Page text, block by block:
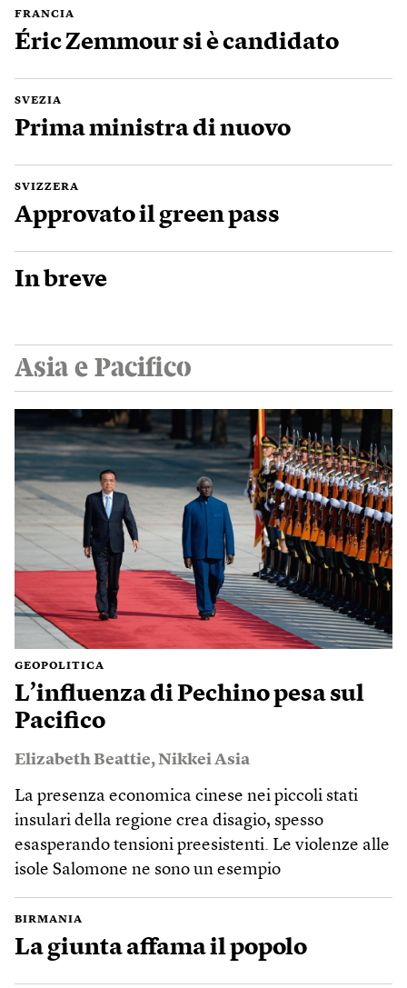
FRANCIA
Éric Zemmour si è candidato
SVEZIA
Prima ministra di nuovo
SVIZZERA
Approvato il green pass
In breve
Asia e Pacifico
GEOPOLITICA
L’influenza di Pechino pesa sul
Pacifico
Elizabeth Beattie,Nikkei Asia
La presenza economica cinese nei piccoli stati
insulari della regione crea disagio, spesso
esasperando tensioni preesistenti. Le violenze alle
isole Salomone ne sono un esempio
BIRMANIA
La giunta affama il popolo